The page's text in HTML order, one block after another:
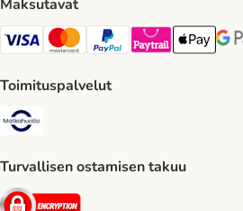
Maksutavat
VISA Payment Method
Mastercard Payment Method
Paypal Payment Method
Paytrail Payment
Apple Pay
Toimituspalvelut
Turvallisen ostamisen takuu
Security